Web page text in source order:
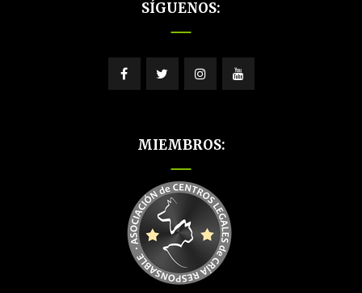
SÍGUENOS:
MIEMBROS: